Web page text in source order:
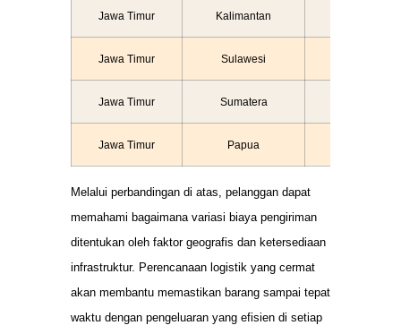
Jawa Timur Kalimantan
Jawa Timur Sulawesi
Jawa Timur Sumatera
Jawa Timur Papua
Melalui perbandingan di atas, pelanggan dapat
memahami bagaimana variasi biaya pengiriman
ditentukan oleh faktor geografis dan ketersediaan
infrastruktur. Perencanaan logistik yang cermat
akan membantu memastikan barang sampai tepat
waktu dengan pengeluaran yang efisien di setiap